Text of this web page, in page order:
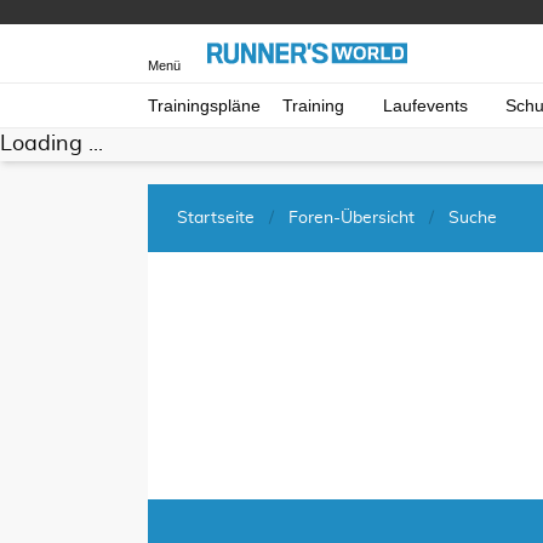
Menü
Trainingspläne Training Laufevents
Loading ...
Startseite Foren-Übersicht Suche